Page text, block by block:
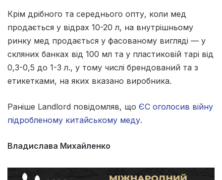
Крім дрібного та середнього опту, коли мед
продається у відрах 10-20 л, на внутрішньому
ринку мед продається у фасованому вигляді — у
скляних банках від 100 мл та у пластиковій тарі від
0,3-0,5 до 1-3 л., у тому числі брендований та з
етикетками, на яких вказано виробника.
Раніше Landlord повідомляв, що ЄС оголосив війну
підробленому китайському меду.
Владислава Михайленко